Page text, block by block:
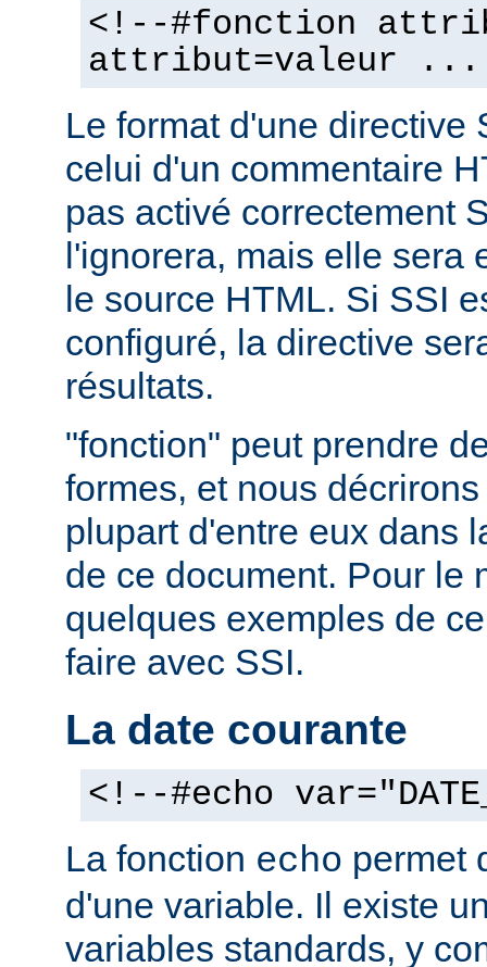
<!--#fonction
attribut=valeur
Le format d'une directive
celui d'un commentaire
pas activé correctement
l'ignorera, mais elle sera
le source HTML. Si SSI
configuré, la directive
résultats.
"fonction" peut prendre
formes, et nous
plupart d'entre eux dans
de ce document. Pour le
quelques exemples de
faire avec SSI.
La date courante
<!--#echo
La fonction echo permet
d'une variable. Il existe
variables standards, y